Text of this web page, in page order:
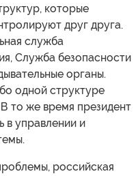
которые
друг друга.
служба
Служба безопасности
органы.
одной структуре
то же время президент
в управлении и
российская